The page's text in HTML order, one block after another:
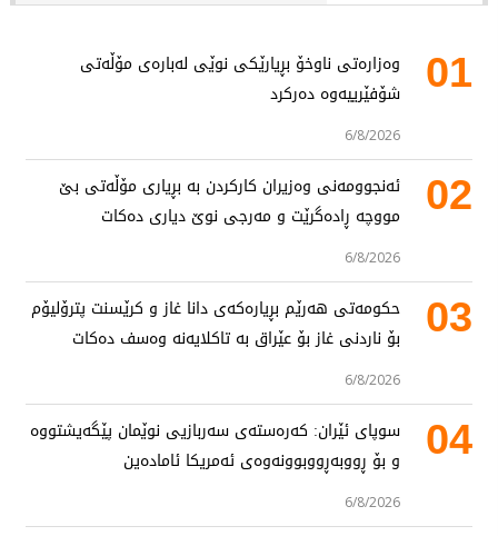
01
وەزارەتی ناوخۆ بڕیارێکی نوێی لەبارەی مۆڵەتی
شۆفێرییەوە دەرکرد
6/8/2026
02
ئەنجوومەنی وەزیران کارکردن بە بڕیاری مۆڵەتی بێ
مووچە ڕادەگرێت و مەرجی نوێ دیاری دەکات
6/8/2026
03
حکومەتی هەرێم بڕیارەکەی دانا غاز و کرێسنت پترۆلیۆم
بۆ ناردنی غاز بۆ عێراق بە تاکلایەنە وەسف دەکات
6/8/2026
04
سوپای ئێران: کەرەستەی سەربازیی نوێمان پێگەیشتووە
و بۆ ڕووبەڕووبوونەوەی ئەمریکا ئامادەین
6/8/2026